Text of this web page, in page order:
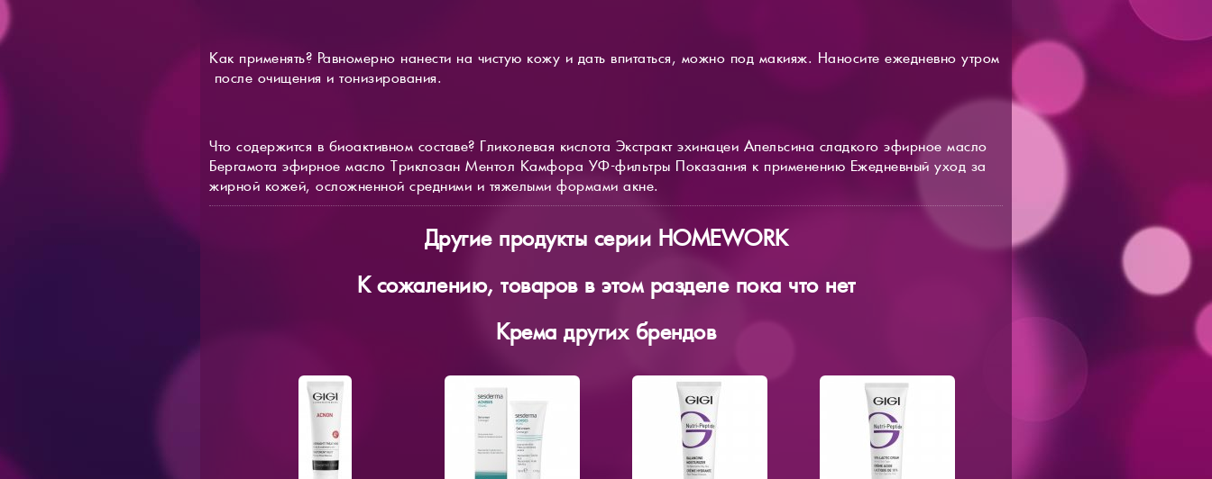
Как применять? Равномерно нанести на чистую кожу и дать впитаться, можно под макияж. Наносите ежедневно утром
после очищения и тонизирования.
Что содержится в биоактивном составе? Гликолевая кислота Экстракт эхинацеи Апельсина сладкого эфирное масло
Бергамота эфирное масло Триклозан Ментол Камфора УФ-фильтры Показания к применению Ежедневный уход за
жирной кожей, осложненной средними и тяжелыми формами акне.
Другие продукты серии HOMEWORK
К сожалению, товаров в этом разделе пока что нет
Крема других брендов